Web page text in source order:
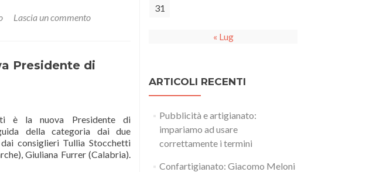
piùFortezza
Firenze
maggio
2026:
nuova
edizione
Lascia un commento
Presidente di
è la nuova Presidente di
della categoria dai due
consiglieri Tullia Stocchetti
Giuliana Furrer (Calabria).
31
« Lug
ARTICOLI RECENTI
Pubblicità e artigianato:
impariamo ad usare
correttamente i termini
Confartigianato: Giacomo Meloni